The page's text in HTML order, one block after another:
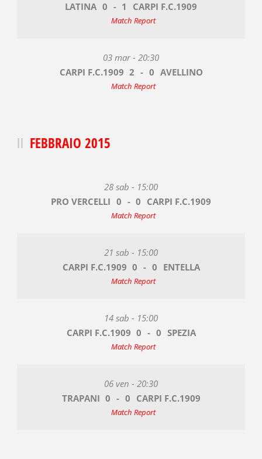
LATINA 0 - 1 CARPI F.C.1909
Match Report
03 mar - 20:30
CARPI F.C.1909 2 - 0 AVELLINO
Match Report
FEBBRAIO 2015
28 sab - 15:00
PRO VERCELLI 0 - 0 CARPI F.C.1909
Match Report
21 sab - 15:00
CARPI F.C.1909 0 - 0 ENTELLA
Match Report
14 sab - 15:00
CARPI F.C.1909 0 - 0 SPEZIA
Match Report
06 ven - 20:30
TRAPANI 0 - 0 CARPI F.C.1909
Match Report